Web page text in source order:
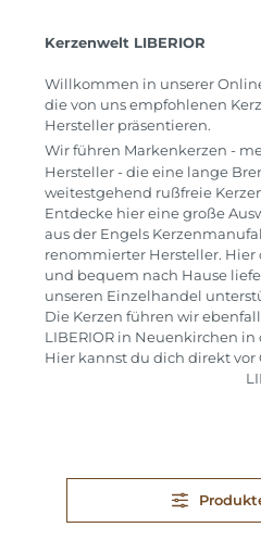
Kerzenwelt LIBERIOR
Willkommen in unserer
die von uns empfohlenen
Hersteller präsentieren.
Wir führen Markenkerzen -
Hersteller - die eine lange
weitestgehend rußfreie
Entdecke hier eine große
aus der Engels
renommierter Hersteller. Hier
und bequem nach Hause
unseren Einzelhandel
Die Kerzen führen wir
LIBERIOR in Neuenkirchen in
Hier kannst du dich direkt vor